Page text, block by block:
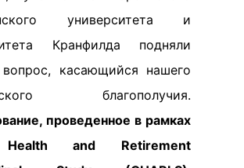
университета и
Кранфилда подняли
касающийся нашего
благополучия.
проведенное в рамках
and Retirement